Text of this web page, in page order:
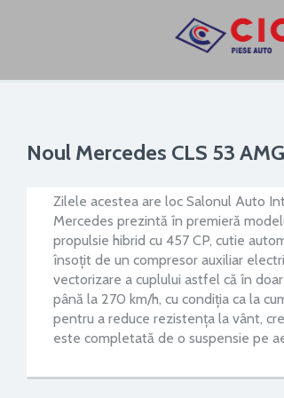
Noul Mercedes CLS 53
Zilele acestea are loc Salonul Auto
Mercedes prezintă în premieră
propulsie hibrid cu 457 CP, cutie
însoțit de un compresor auxiliar
vectorizare a cuplului astfel că în
până la 270 km/h, cu condiția ca la
pentru a reduce rezistența la vânt,
este completată de o suspensie pe